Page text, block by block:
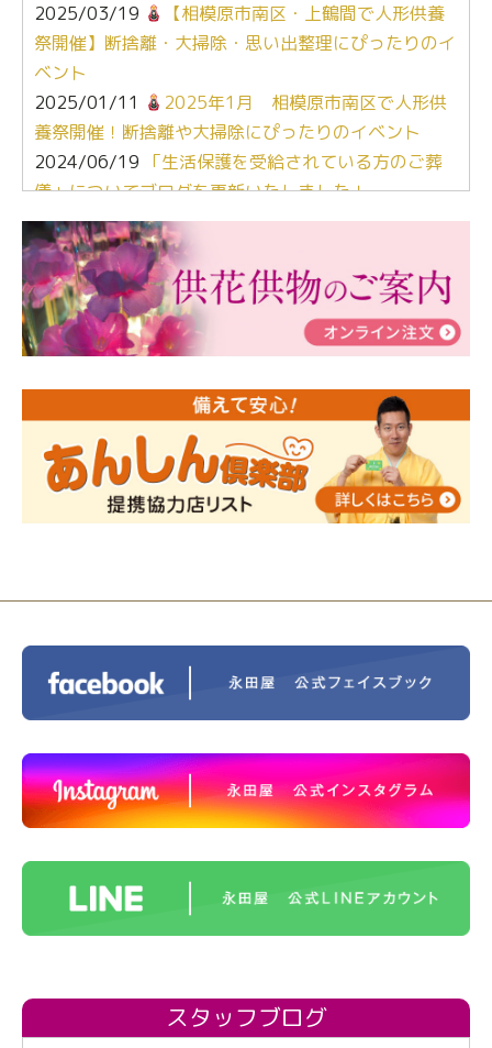
2025/03/19
【相模原市南区・上鶴間で人形供養
祭開催】断捨離・大掃除・思い出整理にぴったりのイ
ベント
2025/01/11
2025年1月 相模原市南区で人形供
養祭開催！断捨離や大掃除にぴったりのイベント
2024/06/19 「生活保護を受給されている方のご葬
儀」についてブログを更新いたしました！
2024/03/06【終活なるほど教室】「マンガで学
ぶ！はじめてのお葬式」小さな家族葬ハウス®町田成
瀬 ご参加ありがとうございました！
2024/01/19令和6年能登半島地震災害の寄付のご報
告
人形供養 寄付のご報告
2023/12/16終活なるほど教室＠小さな家族葬ハウ
ス®上鶴間 エンディングノートを書いてみよう！
2023/11/29 永田屋創業110周年記念式典 レンブラ
ントホテル東京町田
スタッフブログ